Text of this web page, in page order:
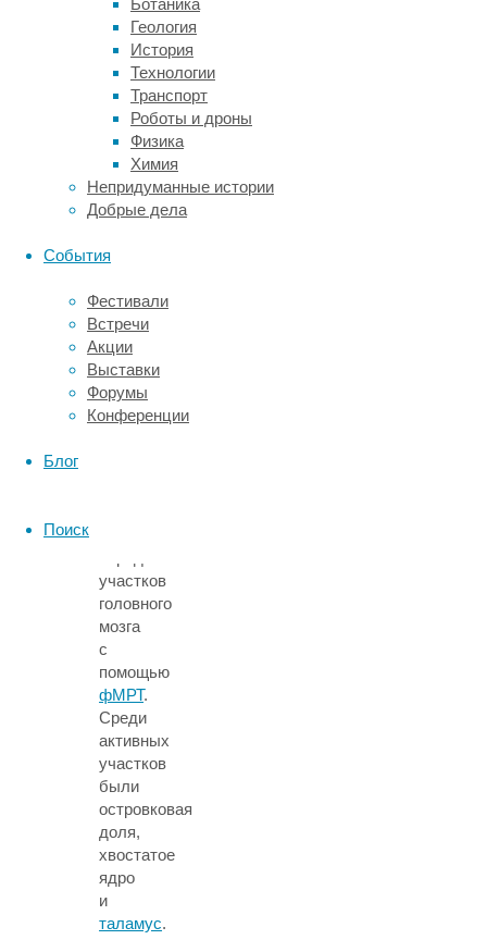
Ботаника
Геология
История
Технологии
Транспорт
Роботы и дроны
Физика
Химия
Непридуманные истории
Добрые дела
События
Фестивали
Встречи
Акции
Выставки
Форумы
Конференции
Блог
Поиск
пищи.
исследовании
приняли
участие
12
человек:
каждому
из
них
либо
коктейль,
либо
безвкусную
смесь
той
же
участков
головного
мозга
с
помощью
фМРТ.
Среди
активных
участков
были
островковая
доля,
хвостатое
ядро
и
таламус.